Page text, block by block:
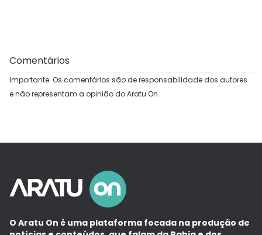
Comentários
Importante: Os comentários são de responsabilidade dos autores
e não representam a opinião do Aratu On.
O Aratu On é uma plataforma focada na produção de